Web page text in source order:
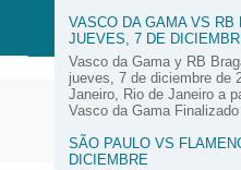
VASCO DA GAMA VS RB
JUEVES, 7 DE
Vasco da Gama y RB
jueves, 7 de diciembre de
Janeiro, Rio de Janeiro a
Vasco da Gama
SÃO PAULO VS
DICIEMBRE